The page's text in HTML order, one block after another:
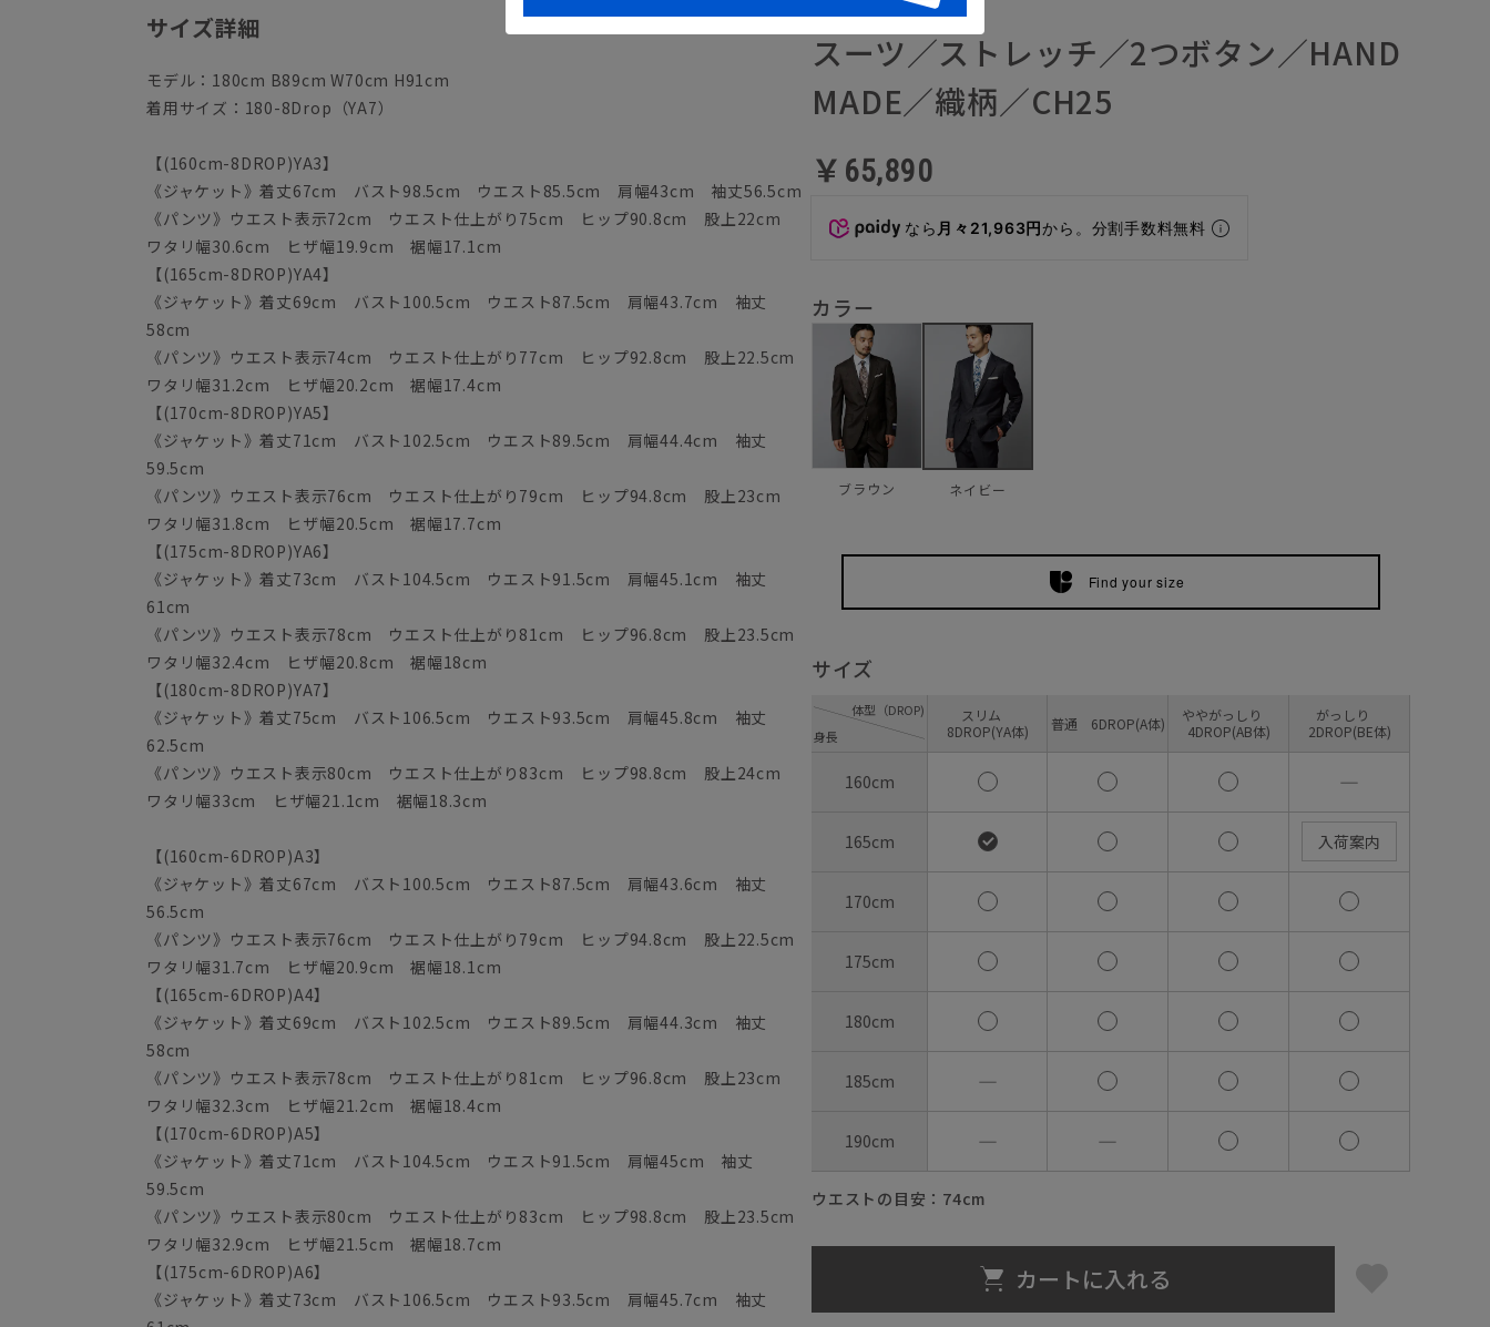
サイズ詳細
モデル：180cm B89cm W70cm H91cm
着用サイズ：180-8Drop（YA7）
【(160cm-8DROP)YA3】
《ジャケット》着丈67cm バスト98.5cm ウエスト85.5cm 肩幅43cm 袖丈56.5cm
《パンツ》ウエスト表示72cm ウエスト仕上がり75cm ヒップ90.8cm 股上22cm
ワタリ幅30.6cm ヒザ幅19.9cm 裾幅17.1cm
【(165cm-8DROP)YA4】
《ジャケット》着丈69cm バスト100.5cm ウエスト87.5cm 肩幅43.7cm 袖丈
58cm
《パンツ》ウエスト表示74cm ウエスト仕上がり77cm ヒップ92.8cm 股上22.5cm
ワタリ幅31.2cm ヒザ幅20.2cm 裾幅17.4cm
【(170cm-8DROP)YA5】
《ジャケット》着丈71cm バスト102.5cm ウエスト89.5cm 肩幅44.4cm 袖丈
59.5cm
《パンツ》ウエスト表示76cm ウエスト仕上がり79cm ヒップ94.8cm 股上23cm
ワタリ幅31.8cm ヒザ幅20.5cm 裾幅17.7cm
【(175cm-8DROP)YA6】
《ジャケット》着丈73cm バスト104.5cm ウエスト91.5cm 肩幅45.1cm 袖丈
61cm
《パンツ》ウエスト表示78cm ウエスト仕上がり81cm ヒップ96.8cm 股上23.5cm
ワタリ幅32.4cm ヒザ幅20.8cm 裾幅18cm
【(180cm-8DROP)YA7】
《ジャケット》着丈75cm バスト106.5cm ウエスト93.5cm 肩幅45.8cm 袖丈
62.5cm
《パンツ》ウエスト表示80cm ウエスト仕上がり83cm ヒップ98.8cm 股上24cm
ワタリ幅33cm ヒザ幅21.1cm 裾幅18.3cm
【(160cm-6DROP)A3】
《ジャケット》着丈67cm バスト100.5cm ウエスト87.5cm 肩幅43.6cm 袖丈
56.5cm
《パンツ》ウエスト表示76cm ウエスト仕上がり79cm ヒップ94.8cm 股上22.5cm
ワタリ幅31.7cm ヒザ幅20.9cm 裾幅18.1cm
【(165cm-6DROP)A4】
《ジャケット》着丈69cm バスト102.5cm ウエスト89.5cm 肩幅44.3cm 袖丈
58cm
《パンツ》ウエスト表示78cm ウエスト仕上がり81cm ヒップ96.8cm 股上23cm
ワタリ幅32.3cm ヒザ幅21.2cm 裾幅18.4cm
【(170cm-6DROP)A5】
《ジャケット》着丈71cm バスト104.5cm ウエスト91.5cm 肩幅45cm 袖丈
59.5cm
《パンツ》ウエスト表示80cm ウエスト仕上がり83cm ヒップ98.8cm 股上23.5cm
ワタリ幅32.9cm ヒザ幅21.5cm 裾幅18.7cm
【(175cm-6DROP)A6】
《ジャケット》着丈73cm バスト106.5cm ウエスト93.5cm 肩幅45.7cm 袖丈
HSH005-MA
スーツ／ストレッチ／2つボタン／HAND
MADE／織柄／CH25
￥65,890
なら 月々21,963円から。分割手数料無料
カラー
ブラウン ネイビー
Find your size
サイズ
身長
体型（DROP)
スリム
8DROP(YA体)
普通 6DROP(A体)
ややがっしり
4DROP(AB体)
がっしり
2DROP(BE体)
160cm ―
165cm 入荷案内
170cm
175cm
180cm
185cm ―
190cm ― ―
ウエストの目安： 74cm
カートに入れる